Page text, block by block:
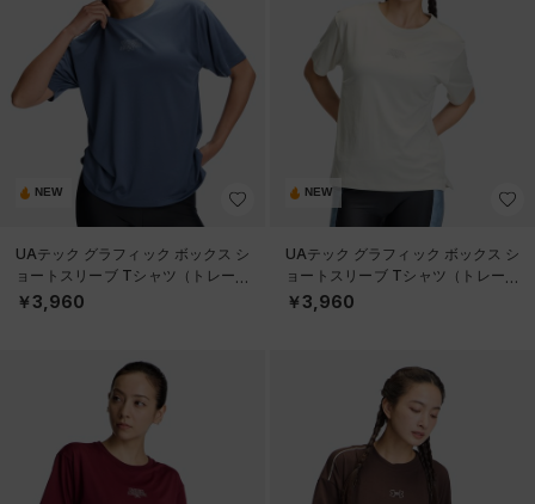
NEW
UAテック グラフィック ボックス シ
ョートスリーブ Tシャツ（トレーニ
ング/WOMEN）
￥3,960
NEW
UAテック グラフィック ボックス シ
ョートスリーブ Tシャツ（トレーニ
ング/WOMEN）
￥3,960